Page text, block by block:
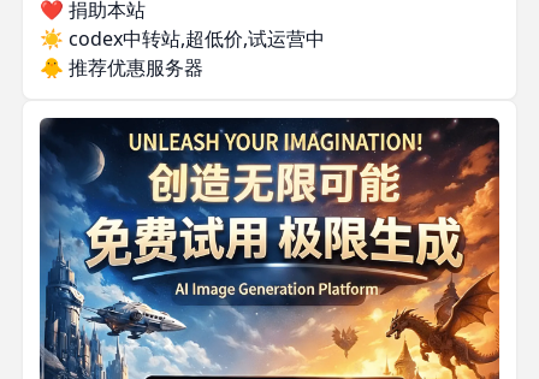
❤️ 捐助本站
☀️ codex中转站,超低价,试运营中
🐥 推荐优惠服务器